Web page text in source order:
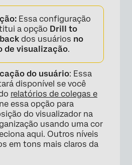
Essa configuração
a opção Drill to
dos usuários no
de visualização.
do usuário: Essa
disponível se você
relatórios de colegas e
essa opção para
do visualizador na
usando uma cor
aqui. Outros níveis
em tons mais claros da